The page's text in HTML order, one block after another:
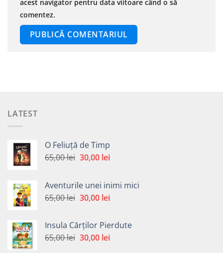
acest navigator pentru data viitoare când o să
comentez.
LATEST
O Feliuță de Timp
65,00lei Prețul
fost:
65,00 lei.
30,00 leiPrețul
30,00 lei.
Aventurile unei inimi mici
65,00lei Prețul
fost:
65,00 lei.
30,00 leiPrețul
30,00 lei.
Insula Cărților Pierdute
65,00lei Prețul
30,00 leiPrețul